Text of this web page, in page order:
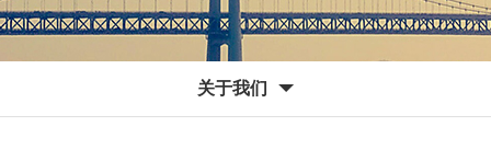
关于我们